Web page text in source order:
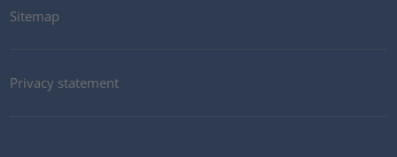
Sitemap
Privacy statement